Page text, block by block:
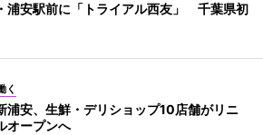
浦安駅前に「トライアル西友」 千葉県初
く
浦安、生鮮・デリショップ10店舗がリニ
オープンへ